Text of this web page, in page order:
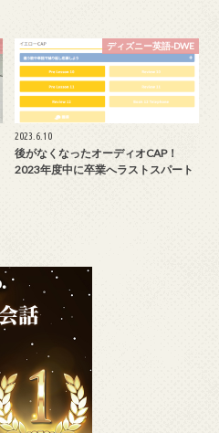
ディズニー英語-DWE
2023.6.10
後がなくなったオーディオCAP！
2023年度中に卒業へラストスパート